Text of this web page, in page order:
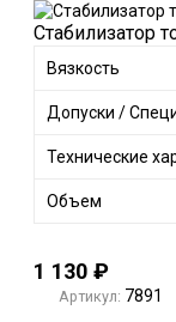
Стабилизатор
Вязкость
Допуски /
Технические
Объем
1 130 ₽
Артикул: 7891